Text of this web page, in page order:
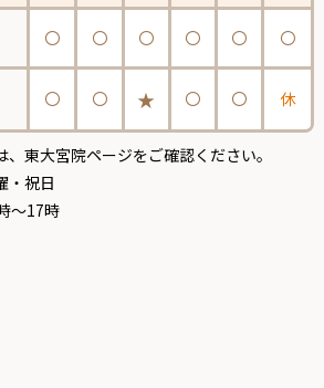
〇 〇 〇 〇 〇 〇
〇 〇 ★ 〇 〇 休
東大宮院ページをご確認ください。
・祝日
～17時